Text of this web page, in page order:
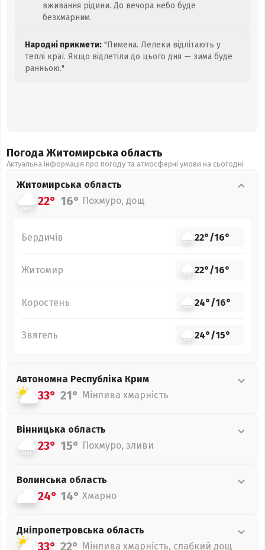
вживання рідини. До вечора небо буде
безхмарним.
Народні прикмети: "Пимена. Лелеки відлітають у
теплі краї. Якщо відлетіли до цього дня — зима буде
ранньою."
Погода Житомирська область
Актуальна інформація про погоду та атмосферні умови на сьогодні
Житомирська область
22° 16° Похмуро, дощ
Бердичів 22°/16°
Житомир 22°/16°
Коростень 24°/16°
Звягель 24°/15°
Автономна Республіка Крим
33° 21° Мінлива хмарність
Вінницька область
23° 15° Похмуро, зливи
Волинська область
24° 14° Хмарно
Дніпропетровська область
33° 22° Мінлива хмарність, слабкий дощ